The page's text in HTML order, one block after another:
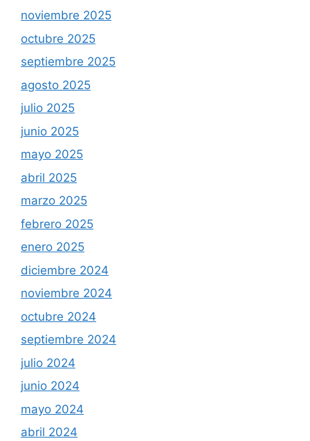
noviembre 2025
octubre 2025
septiembre 2025
agosto 2025
julio 2025
junio 2025
mayo 2025
abril 2025
marzo 2025
febrero 2025
enero 2025
diciembre 2024
noviembre 2024
octubre 2024
septiembre 2024
julio 2024
junio 2024
mayo 2024
abril 2024